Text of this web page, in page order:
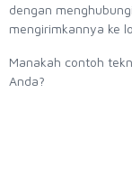
dengan
mengirimkannya ke
Manakah contoh
Anda?